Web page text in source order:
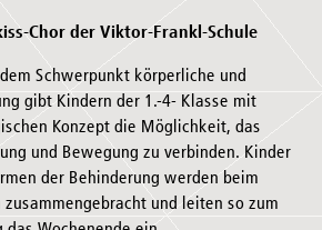
Chor der Viktor-Frankl-Schule
Schwerpunkt körperliche und
gibt Kindern der 1.-4- Klasse mit
Konzept die Möglichkeit, das
und Bewegung zu verbinden. Kinder
der Behinderung werden beim
zusammengebracht und leiten so zum